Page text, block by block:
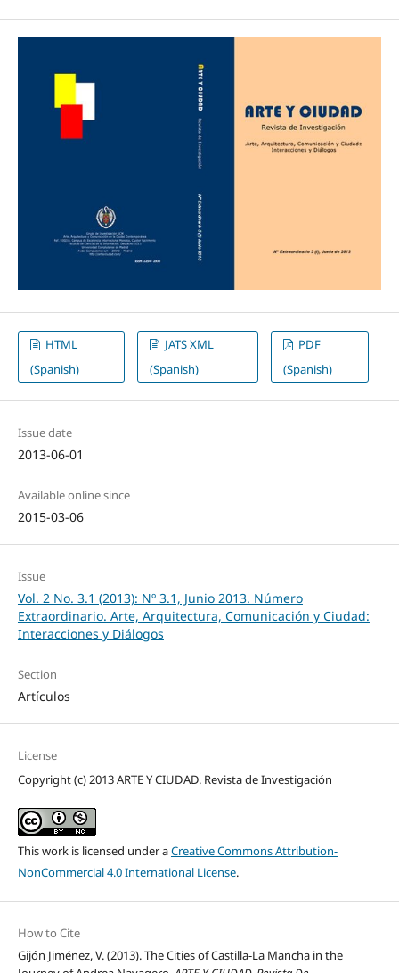
HTML
(Spanish)
JATS XML
(Spanish)
PDF
(Spanish)
Issue date
2013-06-01
Available online since
2015-03-06
Issue
Vol. 2 No. 3.1 (2013): Nº 3.1, Junio 2013. Número
Extraordinario. Arte, Arquitectura, Comunicación y Ciudad:
Interacciones y Diálogos
Section
Artículos
License
Copyright (c) 2013 ARTE Y CIUDAD. Revista de Investigación
This work is licensed under aCreative Commons Attribution-
NonCommercial 4.0 International License.
How to Cite
Gijón Jiménez, V. (2013). The Cities of Castilla-La Mancha in the